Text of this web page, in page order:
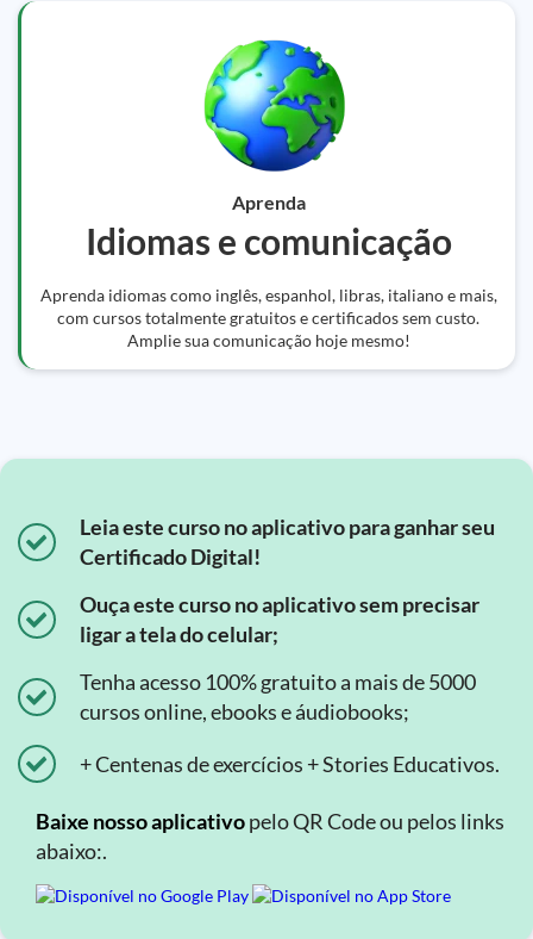
Aprenda
Idiomas e comunicação
Aprenda idiomas como inglês, espanhol, libras, italiano e mais,
com cursos totalmente gratuitos e certificados sem custo.
Amplie sua comunicação hoje mesmo!
Leia este curso no aplicativo para ganhar seu
Certificado Digital!
Ouça este curso no aplicativo sem precisar
ligar a tela do celular;
Tenha acesso 100% gratuito a mais de 5000
cursos online, ebooks e áudiobooks;
+ Centenas de exercícios + Stories Educativos.
Baixe nosso aplicativopelo QR Code ou pelos links
abaixo:.